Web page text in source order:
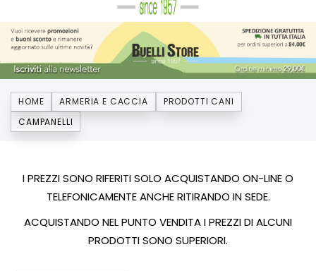
HOME ARMERIA E CACCIA
PRODOTTI CANI
CAMPANELLI
I PREZZI SONO RIFERITI SOLO ACQUISTANDO ON-LINE O
TELEFONICAMENTE ANCHE RITIRANDO IN SEDE.
ACQUISTANDO NEL PUNTO VENDITA I PREZZI DI ALCUNI
PRODOTTI SONO SUPERIORI.